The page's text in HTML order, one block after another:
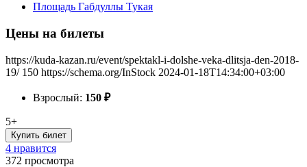
Площадь Габдуллы Тукая
Цены на билеты
https://kuda-kazan.ru/event/spektakl-i-dolshe-veka-dlitsja-den-2018-
19/ 150 https://schema.org/InStock 2024-01-18T14:34:00+03:00
Взрослый: 150 ₽
5+
Купить билет
4 нравится
372 просмотра